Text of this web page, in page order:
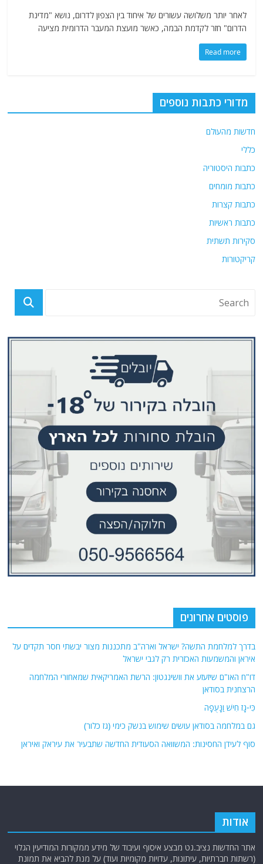
לאחר יותר משלושה עשורים של איחוד בין הצפון לדרום, נושא "מדינת
הדרום" חזר לקדמת הבמה, כאשר מועצת המעבר הדרומית מציעה
Read more
מדורי כתבות נוספים
חדשות מהעולם
כללי
כתבות היסטוריה
כתבות מומחים
כתבות קצרות
כתבות ראשיות
סקירות תשתית
קריקטורות
פוסטים אחרונים
בדרך למלחמת התשה? ישראל וארה"ב מתכננות מצור יבשתי חסר תקדים על
איראן והמשמעות האכזרית רק לגבי ישראל
דו"ח האו"ם שיזעזע את וושינגטון: הרשת האמריקאית שמאחורי המלחמה
הרצחנית בסודאן
כִּי-גָז חִישׁ וַנָּעֻפָה
גם במלחמה בסודאן עושים שימוש בנשק כימי (גז כלור)
סוף לעידן החסינות: המשוואה הסעודית החדשה שתבעיר את עיראק ואיראן
אודות
אתר החדשות נציב.נט מבצע איסוף ועיבוד של מידע ממקורות המודיעין הגלוי
(רשתות חברתיות, עיתונות, עדויות מקומיות ועוד) על מנת להביא את תמונת